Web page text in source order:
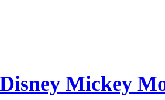
Mickey